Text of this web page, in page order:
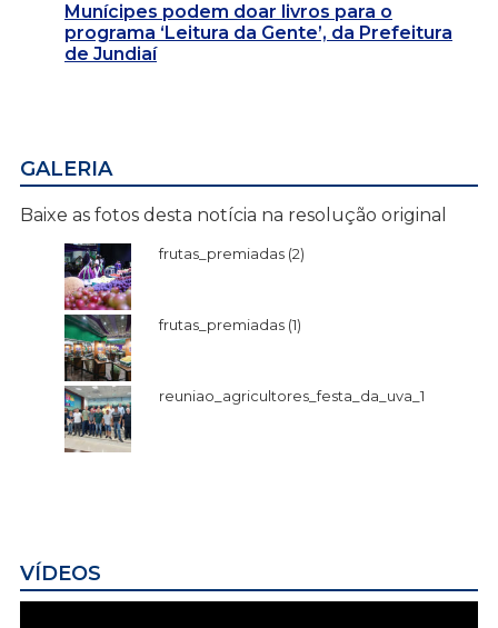
Munícipes podem doar livros para o
programa ‘Leitura da Gente’, da Prefeitura
de Jundiaí
GALERIA
Baixe as fotos desta notícia na resolução original
frutas_premiadas (2)
frutas_premiadas (1)
reuniao_agricultores_festa_da_uva_1
VÍDEOS